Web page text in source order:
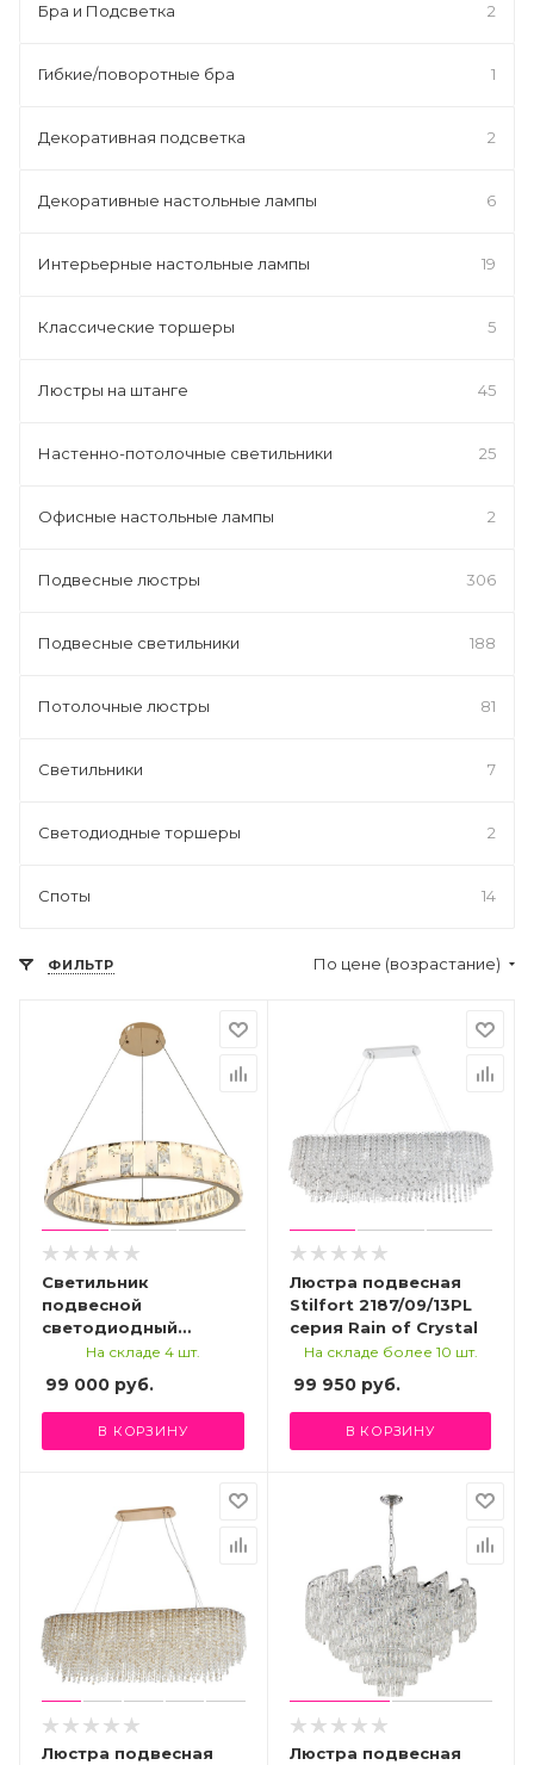
Бра и Подсветка 2
Гибкие/поворотные бра 1
Декоративная подсветка 2
Декоративные настольные лампы 6
Интерьерные настольные лампы 19
Классические торшеры 5
Люстры на штанге 45
Настенно-потолочные светильники 25
Офисные настольные лампы 2
Подвесные люстры 306
Подвесные светильники 188
Потолочные люстры 81
Светильники 7
Светодиодные торшеры 2
Споты 14
ФИЛЬТР По цене (возрастание)
Светильник
подвесной
светодиодный
Stilfort 4015/03/08P,
На складе 4 шт.
99 000 руб.
В КОРЗИНУ
Люстра подвесная
Stilfort 2187/09/13PL
серия Rain of Crystal
На складе более 10 шт.
99 950руб.
В КОРЗИНУ
Люстра подвесная Люстра подвесная